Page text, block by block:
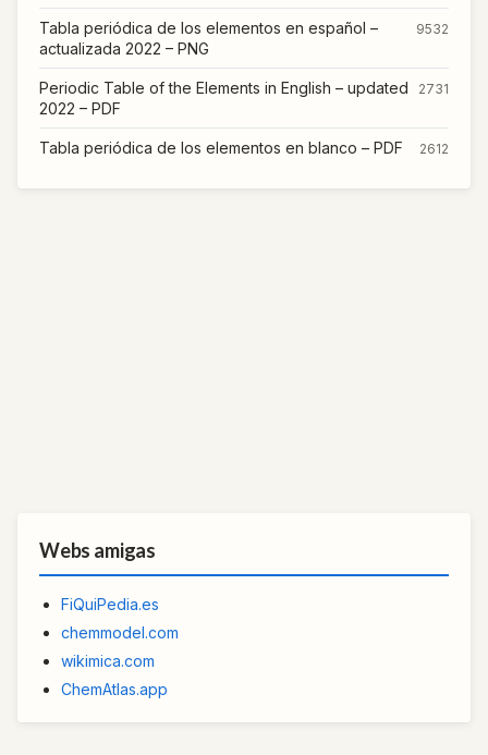
Tabla periódica de los elementos en español –
actualizada 2022 – PNG
9532
Periodic Table of the Elements in English – updated
2022 – PDF
2731
Tabla periódica de los elementos en blanco – PDF 2612
Webs amigas
FiQuiPedia.es
chemmodel.com
wikimica.com
ChemAtlas.app